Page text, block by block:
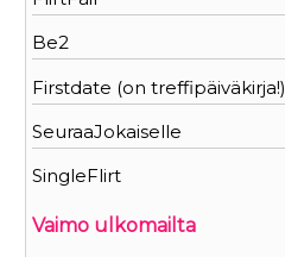
Be2
Firstdate (on treffipäiväkirja!)
SeuraaJokaiselle
SingleFlirt
Vaimo ulkomailta